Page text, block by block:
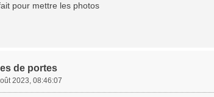
pour mettre les photos
de portes
2023, 08:46:07